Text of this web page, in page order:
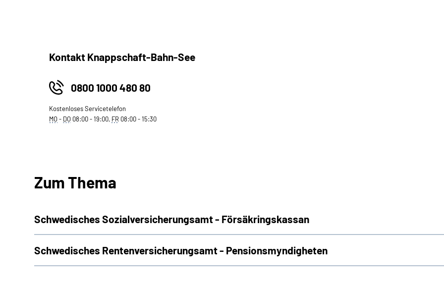
Kontakt Knappschaft-Bahn-See
0800 1000 480 80
Kostenloses Servicetelefon
MO- DO 08:00 - 19:00, FR 08:00 - 15:30
Zum Thema
Schwedisches Sozialversicherungsamt - Försäkringskassan
Schwedisches Rentenversicherungsamt - Pensionsmyndigheten